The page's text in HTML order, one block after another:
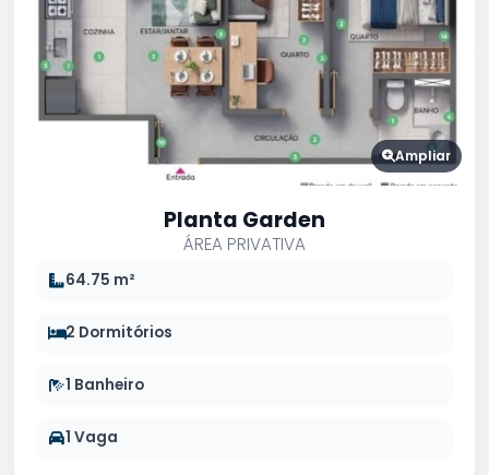
Ampliar
Planta Garden
ÁREA PRIVATIVA
64.75 m²
2 Dormitórios
1 Banheiro
1 Vaga